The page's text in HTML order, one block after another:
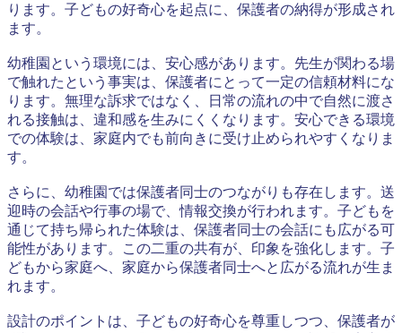
ります。子どもの好奇心を起点に、保護者の納得が形成され
ます。
幼稚園という環境には、安心感があります。先生が関わる場
で触れたという事実は、保護者にとって一定の信頼材料にな
ります。無理な訴求ではなく、日常の流れの中で自然に渡さ
れる接触は、違和感を生みにくくなります。安心できる環境
での体験は、家庭内でも前向きに受け止められやすくなりま
す。
さらに、幼稚園では保護者同士のつながりも存在します。送
迎時の会話や行事の場で、情報交換が行われます。子どもを
通じて持ち帰られた体験は、保護者同士の会話にも広がる可
能性があります。この二重の共有が、印象を強化します。子
どもから家庭へ、家庭から保護者同士へと広がる流れが生ま
れます。
設計のポイントは、子どもの好奇心を尊重しつつ、保護者が